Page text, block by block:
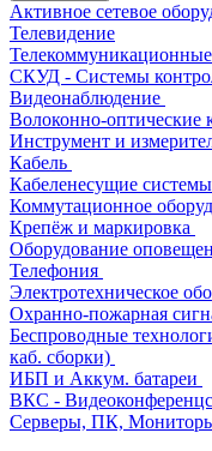
Активное сетевое
Телевидение
СКУД - Системы
Видеонаблюдение
Волоконно-оптические
Инструмент и
Кабель
Кабеленесущие системы
Коммутационное
Крепёж и маркировка
Оборудование
Телефония
Электротехническое
Охранно-пожарная
Беспроводные
каб. сборки)
ИБП и Аккум. батареи
ВКС -
Серверы, ПК,